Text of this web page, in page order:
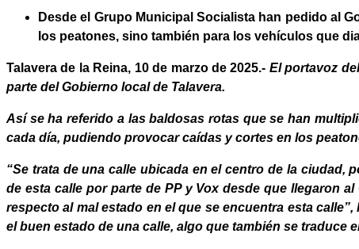
Desde el Grupo Municipal Socialista han pedido al
los peatones, sino también para los vehículos que
Talavera de la Reina, 10 de marzode 2025.- El portavoz
parte del Gobierno local de Talavera.
Así se ha referido a las baldosas rotas que se han
cada día, pudiendo provocar caídas y cortes en los
“Se trata de una calle ubicada en el centro de la ciudad,
de esta calle por parte de PP y Vox desde que llegaron
respecto al mal estado en el que se encuentra esta
el buen estado de una calle, algo que también se traduce